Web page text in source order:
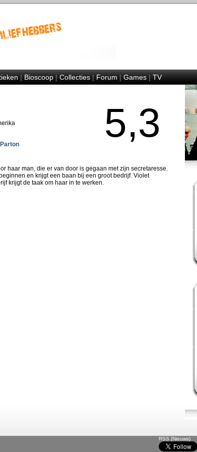
|Bioscoop|Collecties|Forum|Games|TV
5,3
haar man, die er van door is gegaan met zijn secretaresse.
en krijgt een baan bij een groot bedrijf. Violet
krijgt de taak om haar in te werken.
RSS (Nieuws)